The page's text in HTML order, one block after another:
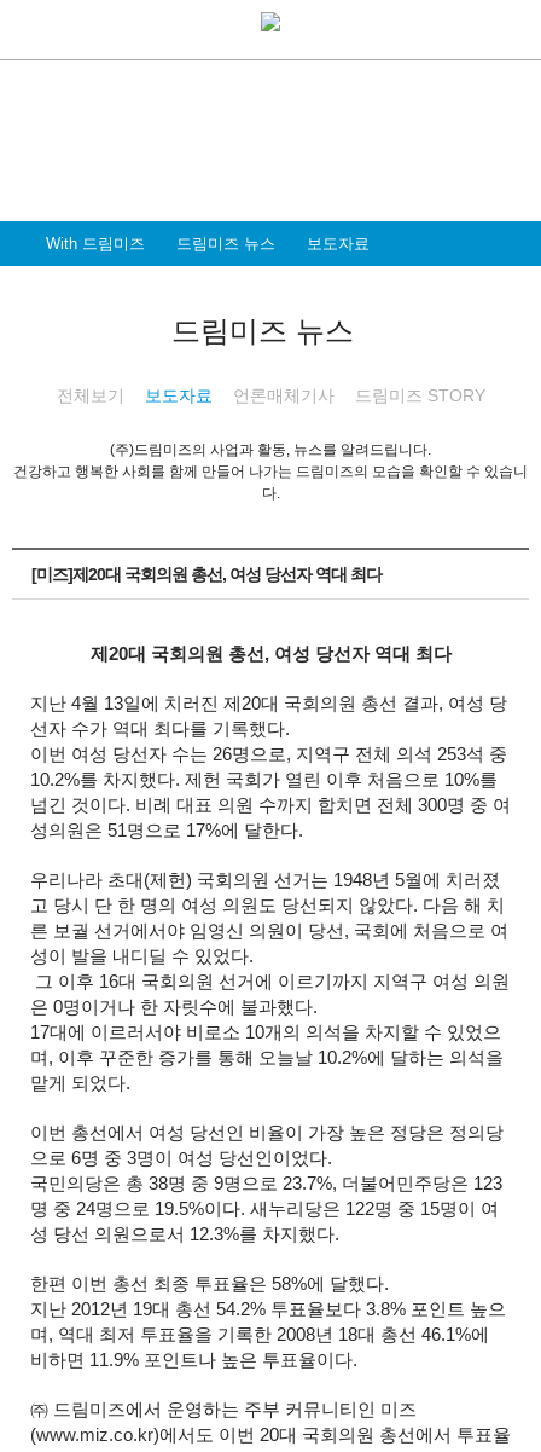
With 드림미즈 드림미즈 뉴스 보도자료
드림미즈 뉴스
전체보기 보도자료 언론매체기사 드림미즈 STORY
(주)드림미즈의 사업과 활동, 뉴스를 알려드립니다.
건강하고 행복한 사회를 함께 만들어 나가는 드림미즈의 모습을 확인할 수 있습니
다.
[미즈]제20대 국회의원 총선, 여성 당선자 역대 최다
제20대 국회의원 총선, 여성 당선자 역대 최다
지난 4월 13일에 치러진 제20대 국회의원 총선 결과, 여성 당
선자 수가 역대 최다를 기록했다.
이번 여성 당선자 수는 26명으로, 지역구 전체 의석 253석 중
10.2%를 차지했다. 제헌 국회가 열린 이후 처음으로 10%를
넘긴 것이다. 비례 대표 의원 수까지 합치면 전체 300명 중 여
성의원은 51명으로 17%에 달한다.
우리나라 초대(제헌) 국회의원 선거는 1948년 5월에 치러졌
고 당시 단 한 명의 여성 의원도 당선되지 않았다. 다음 해 치
른 보궐 선거에서야 임영신 의원이 당선, 국회에 처음으로 여
성이 발을 내디딜 수 있었다.
그 이후 16대 국회의원 선거에 이르기까지 지역구 여성 의원
은 0명이거나 한 자릿수에 불과했다.
17대에 이르러서야 비로소 10개의 의석을 차지할 수 있었으
며, 이후 꾸준한 증가를 통해 오늘날 10.2%에 달하는 의석을
맡게 되었다.
이번 총선에서 여성 당선인 비율이 가장 높은 정당은 정의당
으로 6명 중 3명이 여성 당선인이었다.
국민의당은 총 38명 중 9명으로 23.7%, 더불어민주당은 123
명 중 24명으로 19.5%이다. 새누리당은 122명 중 15명이 여
성 당선 의원으로서 12.3%를 차지했다.
한편 이번 총선 최종 투표율은 58%에 달했다.
지난 2012년 19대 총선 54.2% 투표율보다 3.8% 포인트 높으
며, 역대 최저 투표율을 기록한 2008년 18대 총선 46.1%에
비하면 11.9% 포인트나 높은 투표율이다.
㈜ 드림미즈에서 운영하는 주부 커뮤니티인 미즈
(www.miz.co.kr)에서도 이번 20대 국회의원 총선에서 투표율